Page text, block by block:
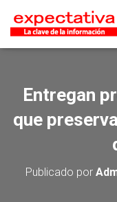
Entregan
que
Publicado por